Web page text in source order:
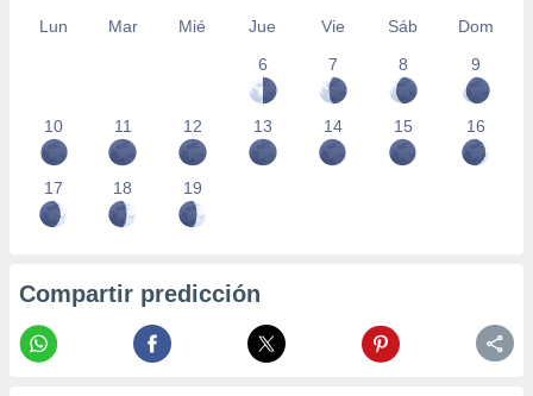
Lun Mar Mié Jue Vie Sáb
Dom
6
7 8 9
10 11 12 13 14 15 16
17 18 19
Compartir predicción